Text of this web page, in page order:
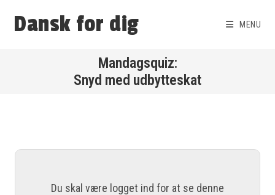
Dansk for dig MENU
Snyd med udbytteskat
Du skal være logget ind for at se denne